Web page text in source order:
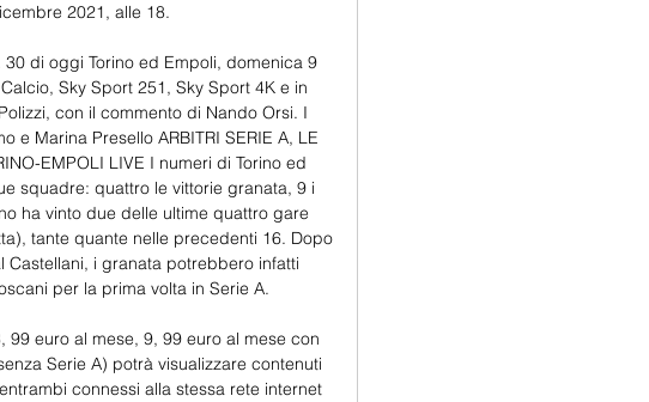
2021, alle 18.
di oggi Torino ed Empoli, domenica 9
Sky Sport 251, Sky Sport 4K e in
con il commento di Nando Orsi. I
Marina Presello ARBITRI SERIE A, LE
EMPOLI LIVE I numeri di Torino ed
squadre: quattro le vittorie granata, 9 i
ha vinto due delle ultime quattro gare
tante quante nelle precedenti 16. Dopo
i granata potrebbero infatti
per la prima volta in Serie A.
99 euro al mese, 9, 99 euro al mese con
Serie A) potrà visualizzare contenuti
connessi alla stessa rete internet